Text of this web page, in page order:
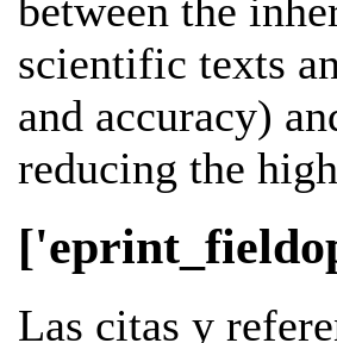
between the
scientific texts
and accuracy)
reducing the
Las citas y